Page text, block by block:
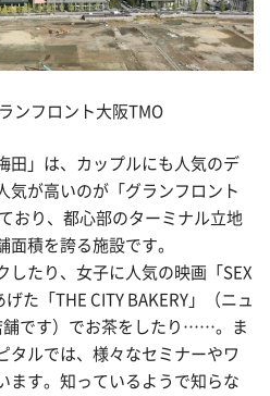
ンフロント大阪TMO
田」は、カップルにも人気のデ
気が高いのが「グランフロント
おり、都心部のターミナル立地
面積を誇る施設です。
したり、女子に人気の映画「SEX
た「THE CITY BAKERY」（ニュ
舗です）でお茶をしたり……。ま
タルでは、様々なセミナーやワ
ます。知っているようで知らな